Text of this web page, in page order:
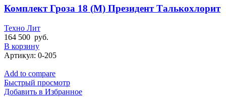
Комплект Гроза 18 (М) Президент Талькохлорит
Техно Лит
164 500 руб.
В корзину
Артикул: 0-205
Add to compare
Быстрый просмотр
Добавить в Избранное